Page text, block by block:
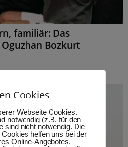
familiär: Das
Bozkurt
Cookies
Webseite Cookies.
notwendig (z.B. für den
sind nicht notwendig. Die
helfen uns bei der
Online-Angebotes,